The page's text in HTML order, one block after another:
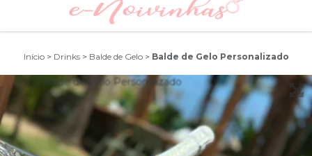
Início > Drinks > Balde de Gelo > Balde de Gelo Personalizado